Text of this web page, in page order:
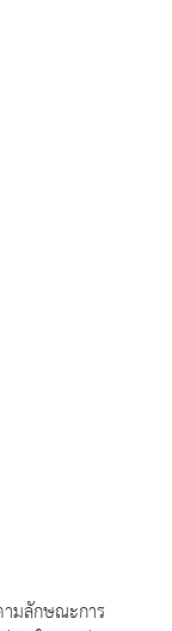
ามลักษณะการ